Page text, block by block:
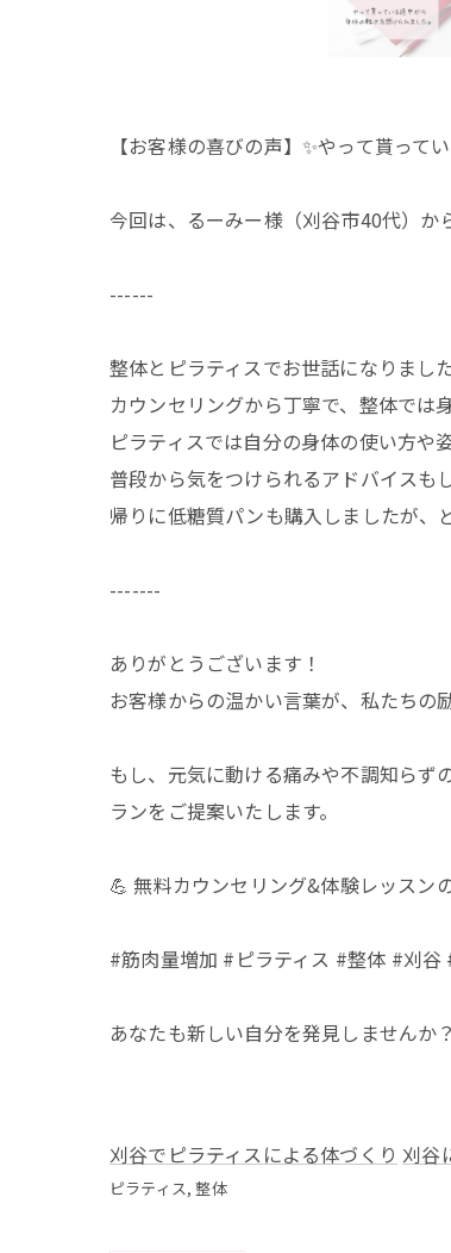
【お客様の喜びの声】✨やって貰っ
今回は、るーみー様（刈谷市40代）か
------
整体とピラティスでお世話になりました
カウンセリングから丁寧で、整体では
ピラティスでは自分の身体の使い方や
普段から気をつけられるアドバイスも
帰りに低糖質パンも購入しましたが、
-------
ありがとうございます！
お客様からの温かい言葉が、私たちの
もし、元気に動ける痛みや不調知らず
ランをご提案いたします。
💪 無料カウンセリング&体験レッス
#筋肉量増加 #ピラティス #整体 #刈
あなたも新しい自分を発見しませんか
刈谷でピラティスによる体づくり 刈谷
ピラティス 整体